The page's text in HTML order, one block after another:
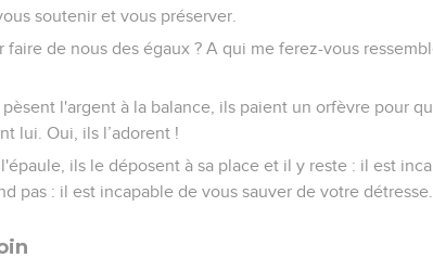
soutenir et vous préserver.
de nous des égaux ? A qui me ferez-vous
l'argent à la balance, ils paient un orfèvre pour
lui. Oui, ils l’adorent !
ils le déposent à sa place et il y reste : il est
pas : il est incapable de vous sauver de votre détresse.